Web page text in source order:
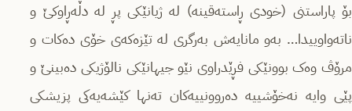
بۆ پاراستنی (خودی ڕاستەقینە) لە ژیانێکی پڕ لە دڵەڕاوکێ و
ناتەواوییدا… بەو مانایەش بەرگری لە تێزەکەی خۆی دەکات و
مرۆڤ وەک بوونێکی فڕێدراوی نێو جیهانێکی نالۆژیکی دەبینێ و
پێی وایە نەخۆشییە دەروونییەکان تەنها کێشەیەکی پزیشکی